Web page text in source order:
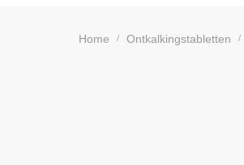
Home / Ontkalkingstabletten /